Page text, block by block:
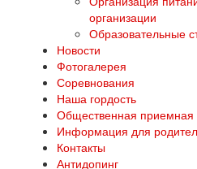
организации
Образовательные
Новости
Фотогалерея
Соревнования
Наша гордость
Общественная приемная
Информация для
Контакты
Антидопинг